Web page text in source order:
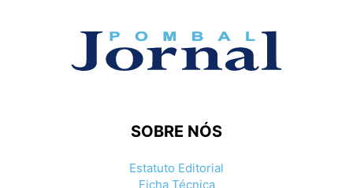
SOBRE NÓS
Estatuto Editorial
Ficha Técnica